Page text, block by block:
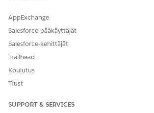
AppExchange
Salesforce-pääkäyttäjät
Salesforce-kehittäjät
Trailhead
Koulutus
Trust
SUPPORT & SERVICES